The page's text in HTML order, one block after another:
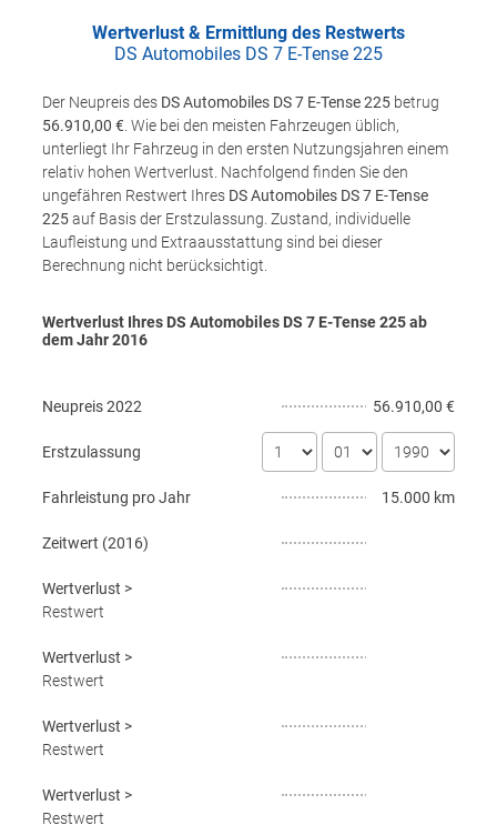
Wertverlust & Ermittlung des Restwerts
DS Automobiles DS 7 E-Tense 225
Der Neupreis des DS Automobiles DS 7 E-Tense 225 betrug
56.910,00 € . Wie bei den meisten Fahrzeugen üblich,
unterliegt Ihr Fahrzeug in den ersten Nutzungsjahren einem
relativ hohen Wertverlust. Nachfolgend finden Sie den
ungefähren Restwert Ihres DS Automobiles DS 7 E-Tense
225auf Basis der Erstzulassung. Zustand, individuelle
Laufleistung und Extraausstattung sind bei dieser
Berechnung nicht berücksichtigt.
Wertverlust Ihres DS Automobiles DS 7 E-Tense 225 ab
dem Jahr2016
Neupreis2022 56.910,00 €
Erstzulassung
Fahrleistung pro Jahr 15.000 km
Zeitwert (2016)
Wertverlust >
Restwert
Wertverlust >
Restwert
Wertverlust >
Restwert
Wertverlust >
Restwert